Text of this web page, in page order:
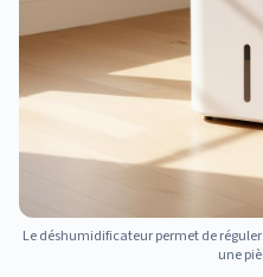
Le déshumidificateur permet de
une